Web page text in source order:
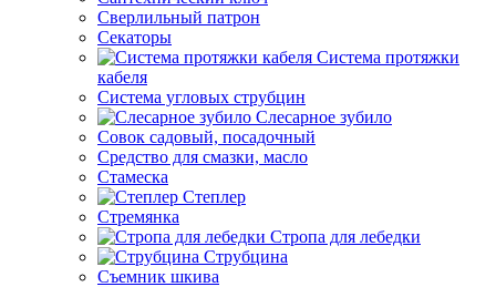
Сверлильный патрон
Секаторы
Система протяжки
кабеля
Система угловых струбцин
Слесарное зубило
Совок садовый, посадочный
Средство для смазки, масло
Стамеска
Степлер
Стремянка
Стропа для лебедки
Струбцина
Съемник шкива